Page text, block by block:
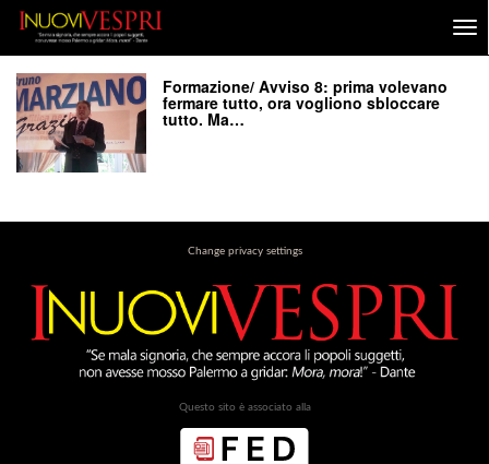
Formazione/ Avviso 8: prima volevano
fermare tutto, ora vogliono sbloccare
tutto. Ma…
Change privacy settings
Questo sito è associato alla